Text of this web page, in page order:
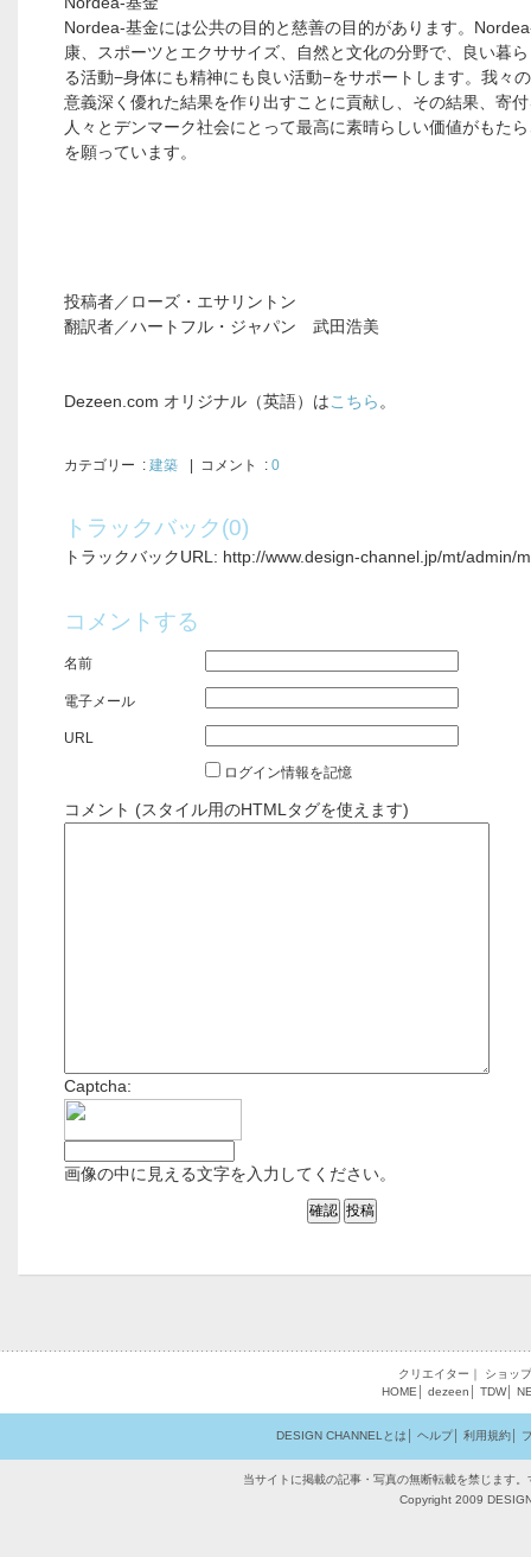
Nordea-基金には公共の目的と慈善の目的があります。
康、スポーツとエクササイズ、自然と文化の分野で、良い暮
る活動−身体にも精神にも良い活動−をサポートします。我々
意義深く優れた結果を作り出すことに貢献し、その結果、寄
人々とデンマーク社会にとって最高に素晴らしい価値がもた
を願っています。
投稿者／ローズ・エサリントン
翻訳者／ハートフル・ジャパン 武田浩美
Dezeen.com オリジナル（英語）はこちら 。
カテゴリー : 建築 | コメント : 0
トラックバック(0)
トラックバックURL: http://www.design-channel.jp/mt/admin/
コメントする
名前
電子メール
URL
ログイン情報を記憶
コメント (スタイル用のHTMLタグを使えます)
Captcha:
画像の中に見える文字を入力してください。
クリエイター
ショップ
HOME
dezeen TDW│
DESIGN CHANNELとは ヘルプ│ 利用規約│
当サイトに掲載の記事・写真の無断転載を禁じます
Copyright 2009